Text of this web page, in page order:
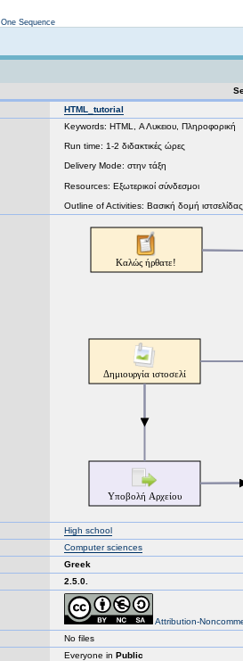
One Sequence
HTML_tutorial
Keywords: HTML, Α Λυκειου, Πληροφορική
Run time: 1-2 διδακτικές ώρες
Delivery Mode: στην τάξη
Resources: Εξωτερικοί σύνδεσμοι
Outline of Activities: Βασική δομή ιστσελίδας
High school
Computer sciences
Greek
2.5.0.
Attribution-
No files
Everyone in Public